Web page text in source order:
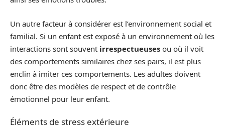
Un autre facteur à considérer est l’environnement social et
familial. Si un enfant est exposé à un environnement où les
interactions sont souvent irrespectueuses ou où il voit
des comportements similaires chez ses pairs, il est plus
enclin à imiter ces comportements. Les adultes doivent
donc être des modèles de respect et de contrôle
émotionnel pour leur enfant.
Éléments de stress extérieure